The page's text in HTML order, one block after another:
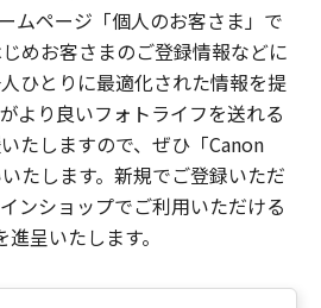
ムページ「個人のお客さま」で
めお客さまのご登録情報などに
ひとりに最適化された情報を提
より良いフォトライフを送れる
たしますので、ぜひ「Canon
たします。新規でご登録いただ
ンショップでご利用いただける
呈いたします。